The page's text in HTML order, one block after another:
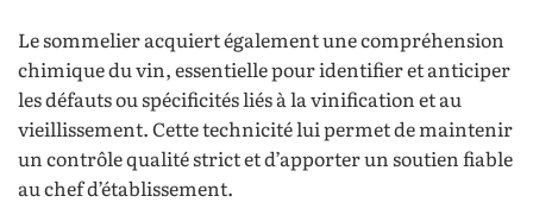
Le sommelier acquiert également une compréhension
chimique du vin, essentielle pour identifier et anticiper
les défauts ou spécificités liés à la vinification et au
vieillissement. Cette technicité lui permet de maintenir
un contrôle qualité strict et d’apporter un soutien fiable
au chef d’établissement.